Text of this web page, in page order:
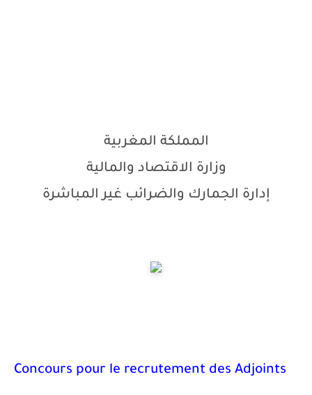
المملكة المغربية
وزارة الاقتصاد والمالية
إدارة الجمارك والضرائب غير المباشرة
Concours pour le recrutement des Adjoints